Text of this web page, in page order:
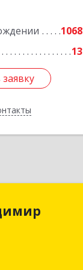
1068
13
Васильевич